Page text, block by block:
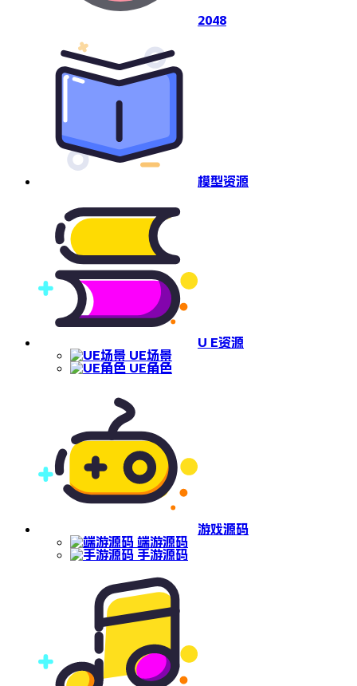
2048
模型资源
U E资源
UE场景
UE角色
游戏源码
端游源码
手游源码